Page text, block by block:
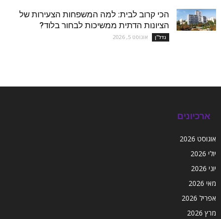
הכי קרוב לבית: למה המשפחות הצעירות של
הציונות הדתית ממשיכות לבחור בלוד?
נדל''ן אוגוסט 5, 2026
ארכיונים
אוגוסט 2026
יולי 2026
יוני 2026
מאי 2026
אפריל 2026
מרץ 2026